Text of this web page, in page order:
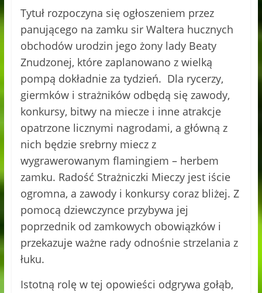
Tytuł rozpoczyna się ogłoszeniem przez
panującego na zamku sir Waltera hucznych
obchodów urodzin jego żony lady Beaty
Znudzonej, które zaplanowano z wielką
pompą dokładnie za tydzień. Dla rycerzy,
giermków i strażników odbędą się zawody,
konkursy, bitwy na miecze i inne atrakcje
opatrzone licznymi nagrodami, a główną z
nich będzie srebrny miecz z
wygrawerowanym flamingiem – herbem
zamku. Radość Strażniczki Mieczy jest iście
ogromna, a zawody i konkursy coraz bliżej. Z
pomocą dziewczynce przybywa jej
poprzednik od zamkowych obowiązków i
przekazuje ważne rady odnośnie strzelania z
łuku.
Istotną rolę w tej opowieści odgrywa gołąb,